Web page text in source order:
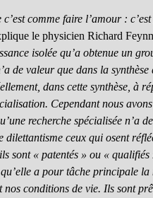
c’est comme faire l’amour :
le physicien Richard
isolée qu’a obtenue un
de valeur que dans la
dans cette synthèse, à
Cependant nous
recherche spécialisée n’a
dilettantisme ceux qui osent
sont « patentés » ou «
a pour tâche principale
nos conditions de vie. Ils sont